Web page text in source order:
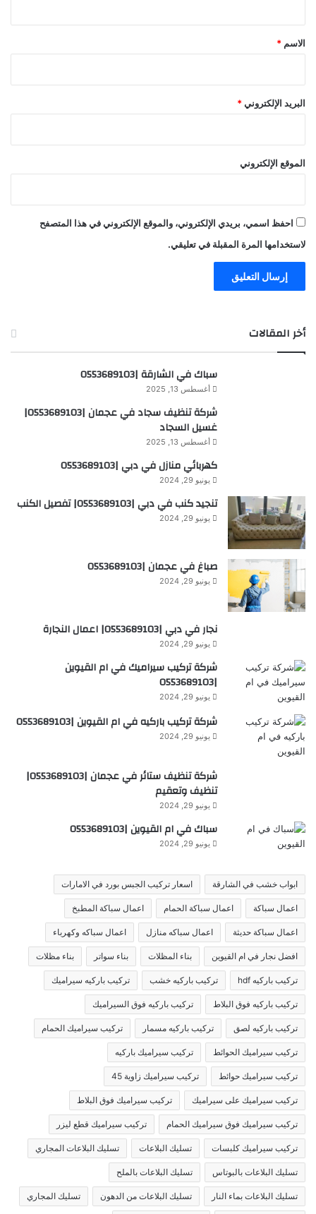
*
الاسم *
البريد الإلكتروني *
الموقع الإلكتروني
احفظ اسمي، بريدي الإلكتروني، والموقع الإلكتروني في هذا المتصفح
لاستخدامها المرة المقبلة في تعليقي.
أخر المقالات
سباك في الشارقة |0553689103
أغسطس 13, 2025
شركة تنظيف سجاد في عجمان |0553689103|
غسيل السجاد
أغسطس 13, 2025
كهربائي منازل في دبي |0553689103
يونيو 29, 2024
تنجيد كنب في دبي |0553689103| تفصيل الكنب
يونيو 29, 2024
صباغ في عجمان |0553689103
يونيو 29, 2024
نجار في دبي |0553689103| اعمال النجارة
يونيو 29, 2024
شركة تركيب سيراميك في ام القيوين
|0553689103
يونيو 29, 2024
شركة تركيب باركيه في ام القيوين |0553689103
يونيو 29, 2024
شركة تنظيف ستائر في عجمان |0553689103|
تنظيف وتعقيم
يونيو 29, 2024
سباك في ام القيوين |0553689103
يونيو 29, 2024
ابواب خشب في الشارقة اسعار تركيب الجبس بورد في الامارات
اعمال سباكة اعمال سباكة الحمام اعمال سباكة المطبخ
اعمال سباكة حديثة اعمال سباكه منازل اعمال سباكه وكهرباء
افضل نجار في ام القيوين بناء المظلات بناء سواتر بناء مظلات
تركيب باركيه hdf تركيب باركيه خشب تركيب باركيه سيراميك
تركيب باركيه فوق البلاط تركيب باركيه فوق السيراميك
تركيب باركيه لصق تركيب باركيه مسمار تركيب سيراميك الحمام
تركيب سيراميك الحوائط تركيب سيراميك باركيه
تركيب سيراميك حوائط تركيب سيراميك زاوية 45
تركيب سيراميك على سيراميك تركيب سيراميك فوق البلاط
تركيب سيراميك فوق سيراميك الحمام تركيب سيراميك قطع ليزر
تركيب سيراميك كلبسات تسليك البلاعات تسليك البلاعات المجاري
تسليك البلاعات بالبوتاس تسليك البلاعات بالملح
تسليك البلاعات بماء النار تسليك البلاعات من الدهون تسليك المجاري